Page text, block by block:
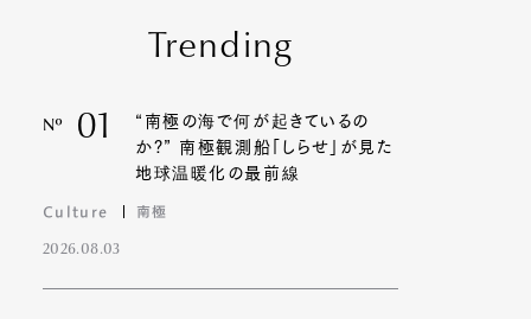
Trending
Nº 01
“南極の海で何が起きているの
か?” 南極観測船「しらせ」が見た
地球温暖化の最前線
Culture 南極
2026.08.03